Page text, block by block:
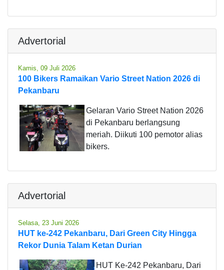
Advertorial
Kamis, 09 Juli 2026
100 Bikers Ramaikan Vario Street Nation 2026 di
Pekanbaru
Gelaran Vario Street Nation 2026
di Pekanbaru berlangsung
meriah. Diikuti 100 pemotor alias
bikers.
Advertorial
Selasa, 23 Juni 2026
HUT ke-242 Pekanbaru, Dari Green City Hingga
Rekor Dunia Talam Ketan Durian
HUT Ke-242 Pekanbaru, Dari